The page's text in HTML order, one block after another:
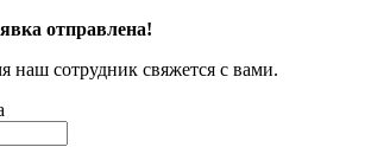
отправлена!
наш сотрудник свяжется с вами.